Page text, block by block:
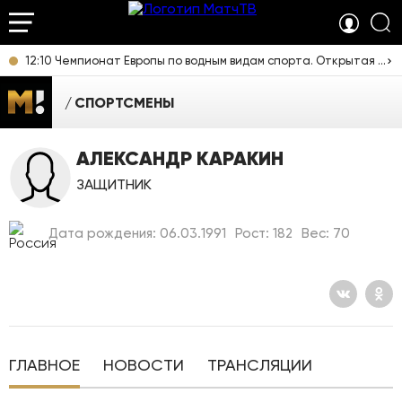
12:10 Чемпионат Европы по водным видам спорта. Открытая вода. Мужчины 3 км. Прямая трансляция из Франции
СПОРТСМЕНЫ
АЛЕКСАНДР КАРАКИН
ЗАЩИТНИК
Дата рождения: 06.03.1991 Рост: 182 Вес: 70
ГЛАВНОЕ НОВОСТИ ТРАНСЛЯЦИИ